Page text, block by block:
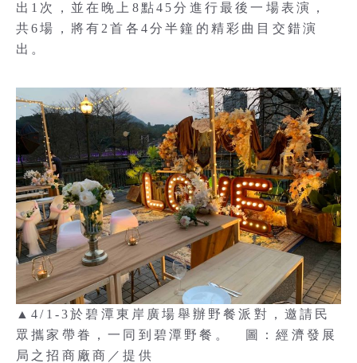
出1次，並在晚上8點45分進行最後一場表演，
共6場，將有2首各4分半鐘的精彩曲目交錯演
出。
▲4/1-3於碧潭東岸廣場舉辦野餐派對，邀請民
眾攜家帶眷，一同到碧潭野餐。 圖：經濟發展
局之招商廠商／提供